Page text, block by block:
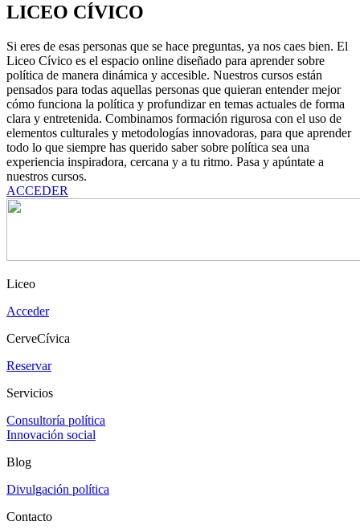
LICEO CÍVICO
Si eres de esas personas que se hace preguntas, ya nos caes bien. El
Liceo Cívico es el espacio online diseñado para aprender sobre
política de manera dinámica y accesible. Nuestros cursos están
pensados para todas aquellas personas que quieran entender mejor
cómo funciona la política y profundizar en temas actuales de forma
clara y entretenida. Combinamos formación rigurosa con el uso de
elementos culturales y metodologías innovadoras, para que aprender
todo lo que siempre has querido saber sobre política sea una
experiencia inspiradora, cercana y a tu ritmo. Pasa y apúntate a
nuestros cursos.
ACCEDER
Liceo
Acceder
CerveCívica
Reservar
Servicios
Consultoría política
Innovación social
Blog
Divulgación política
Contacto